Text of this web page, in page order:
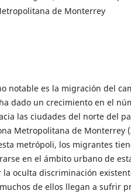
de Monterrey
notable es la migración del
dado un crecimiento en el
las ciudades del norte del
Metropolitana de Monterrey
metrópoli, los migrantes
en el ámbito urbano de
oculta discriminación
de ellos llegan a sufrir